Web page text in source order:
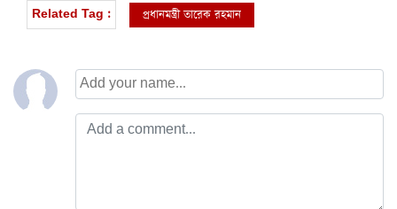
Related Tag : প্রধানমন্ত্রী তারেক রহমান